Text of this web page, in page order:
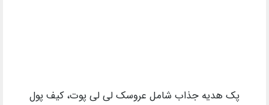
پک هدیه جذاب شامل عروسک لی لی پوت، کیف پول